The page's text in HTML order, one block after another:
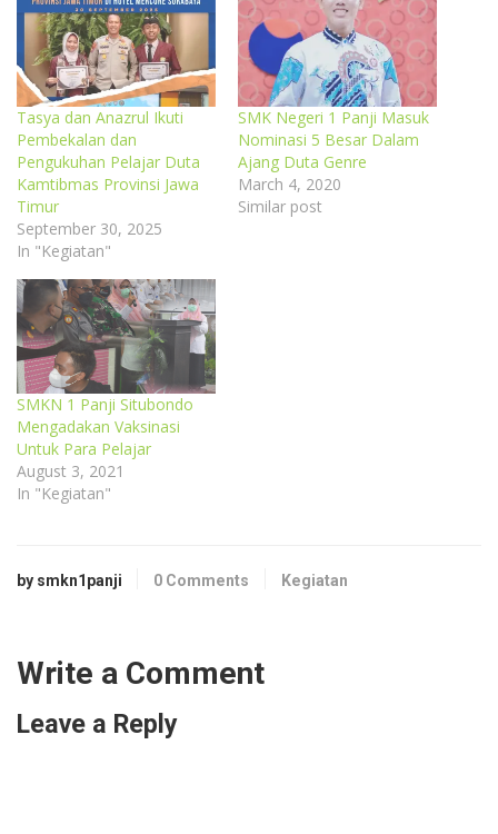
Tasya dan Anazrul Ikuti
Pembekalan dan
Pengukuhan Pelajar Duta
Kamtibmas Provinsi Jawa
Timur
September 30, 2025
In "Kegiatan"
SMK Negeri 1 Panji Masuk
Nominasi 5 Besar Dalam
Ajang Duta Genre
March 4, 2020
Similar post
SMKN 1 Panji Situbondo
Mengadakan Vaksinasi
Untuk Para Pelajar
August 3, 2021
In "Kegiatan"
by smkn1panji 0 Comments Kegiatan
Write a Comment
Leave a Reply